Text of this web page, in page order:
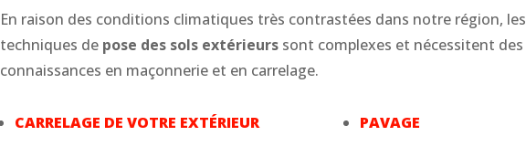
En raison des conditions climatiques très contrastées dans notre région, les
techniques de pose des sols extérieurssont complexes et nécessitent des
connaissances en maçonnerie et en carrelage.
CARRELAGE DE VOTRE EXTÉRIEUR PAVAGE